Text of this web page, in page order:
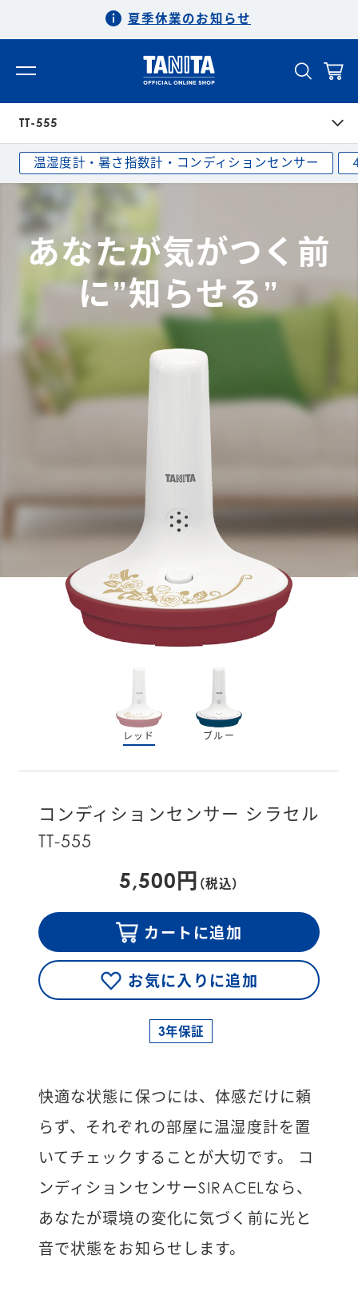
夏季休業のお知らせ
TT-555
温湿度計・暑さ指数計・コンディションセンサー
あなたが気がつく前
に”知らせる”
レッド ブルー
コンディションセンサー シラセル
TT-555
5,500円 （税込）
カートに追加
お気に入りに追加
3年保証
快適な状態に保つには、体感だけに頼
らず、それぞれの部屋に温湿度計を置
いてチェックすることが大切です。 コ
ンディションセンサーSIRACELなら、
あなたが環境の変化に気づく前に光と
音で状態をお知らせします。